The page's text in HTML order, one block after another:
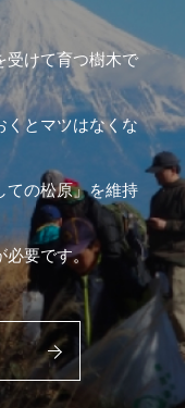
受けて育つ樹木で
くとマツはなくな
ての松原」を維持
必要です。